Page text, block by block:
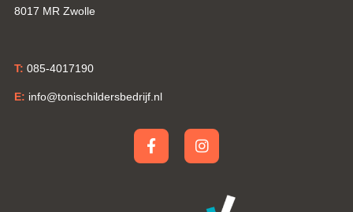
8017 MR Zwolle
T: 085-4017190
E: info@tonischildersbedrijf.nl